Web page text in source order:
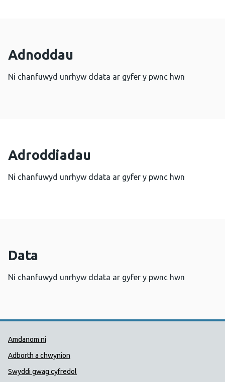
Adnoddau
Ni chanfuwyd unrhyw ddata ar gyfer y pwnc hwn
Adroddiadau
Ni chanfuwyd unrhyw ddata ar gyfer y pwnc hwn
Data
Ni chanfuwyd unrhyw ddata ar gyfer y pwnc hwn
Dolenni Cymorth Iechyd
Amdanom ni
Adborth a chwynion
Swyddi gwag cyfredol